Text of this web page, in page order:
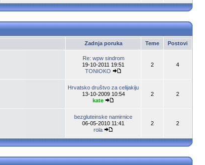
Zadnja poruka Teme Postovi
Re: wpw sindrom
19-10-2011 19:51
TONIOKO
2 4
Hrvatsko društvo za celijakiju
13-10-2009 10:54
kate
2 2
bezgluteinske namirnice
06-05-2010 11:41
rola
2 2